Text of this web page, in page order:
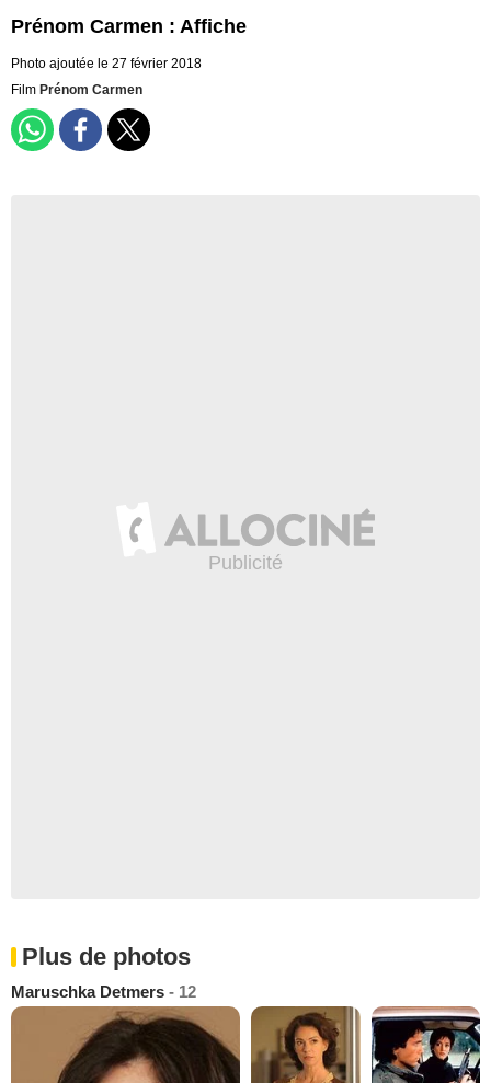
Prénom Carmen : Affiche
Photo ajoutée le 27 février 2018
Film Prénom Carmen
Plus de photos
Maruschka Detmers - 12